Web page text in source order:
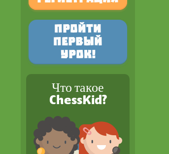
Пройти
первый
урок!
Что такое
ChessKid?